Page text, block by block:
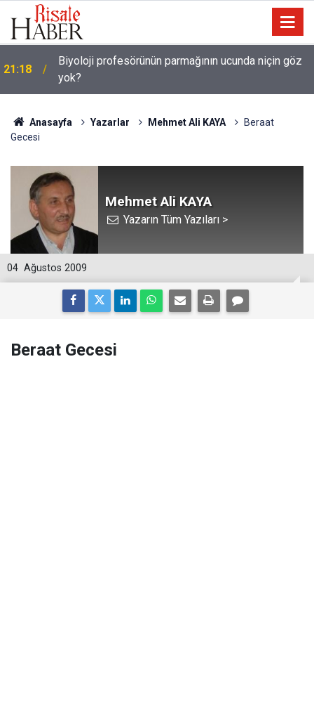
21:18
Biyoloji profesörünün parmağının ucunda niçin göz
yok?
Anasayfa Yazarlar Mehmet Ali KAYA
Beraat
Gecesi
Mehmet Ali KAYA
Yazarın Tüm Yazıları >
04 Ağustos 2009
Beraat Gecesi